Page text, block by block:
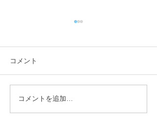
【行政視察】愛媛県西予
市_オフィス改革の取組み
コメント
コメントを追加…